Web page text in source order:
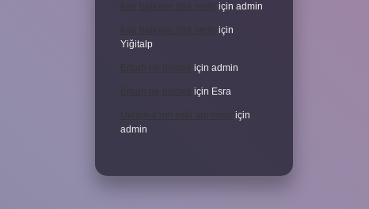
İran halkının dini nedir için admin
İran halkının dini nedir için
Yiğitalp
Erbah ne demek için admin
Erbah ne demek için Esra
Ukrayna’nın eski adı nedir için
admin